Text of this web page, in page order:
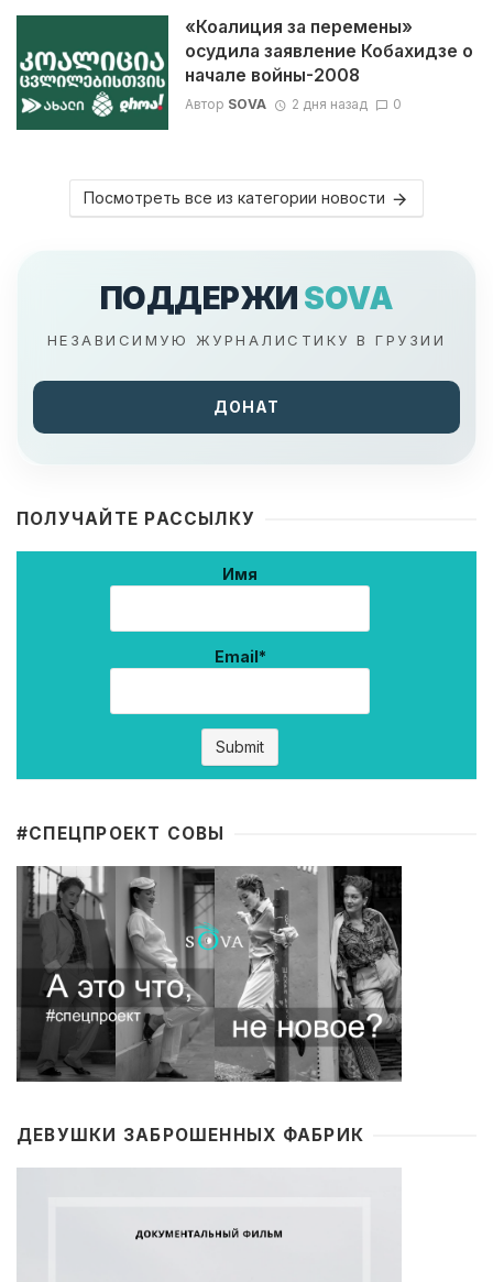
«Коалиция за перемены»
осудила заявление Кобахидзе о
начале войны-2008
Автор SOVA 2 дня назад 0
Посмотреть все из категории новости
ПОДДЕРЖИ SOVA
НЕЗАВИСИМУЮ ЖУРНАЛИСТИКУ В ГРУЗИИ
ДОНАТ
ПОЛУЧАЙТЕ РАССЫЛКУ
Имя
Email*
#CПЕЦПРОЕКТ СОВЫ
ДЕВУШКИ ЗАБРОШЕННЫХ ФАБРИК